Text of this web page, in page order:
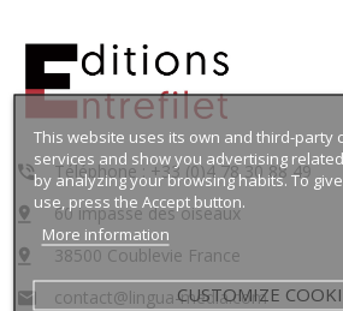
This website uses its own and third-party
services and show you advertising
by analyzing your browsing habits. To
use, press the Accept button.
More information
CUSTOMIZE
Téléphone : +33 (0)4 78 30 88 49
60 impasse des oiseaux
38500 Coublevie France
contact@lingua-media.com